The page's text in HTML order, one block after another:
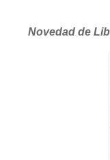
Novedad de